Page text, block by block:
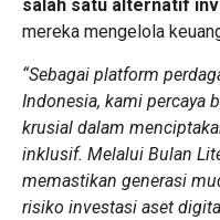
salah satu alternatif
mereka mengelola
“Sebagai platform
Indonesia, kami percaya
krusial dalam
inklusif. Melalui Bulan
memastikan generasi
risiko investasi aset